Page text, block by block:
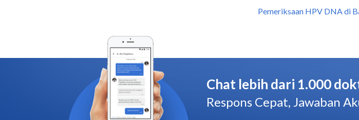
Pemeriksaan HPV DNA di